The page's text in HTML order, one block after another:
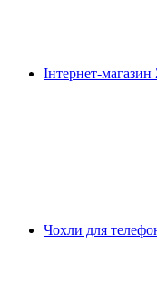
Інтернет-
Чохли для